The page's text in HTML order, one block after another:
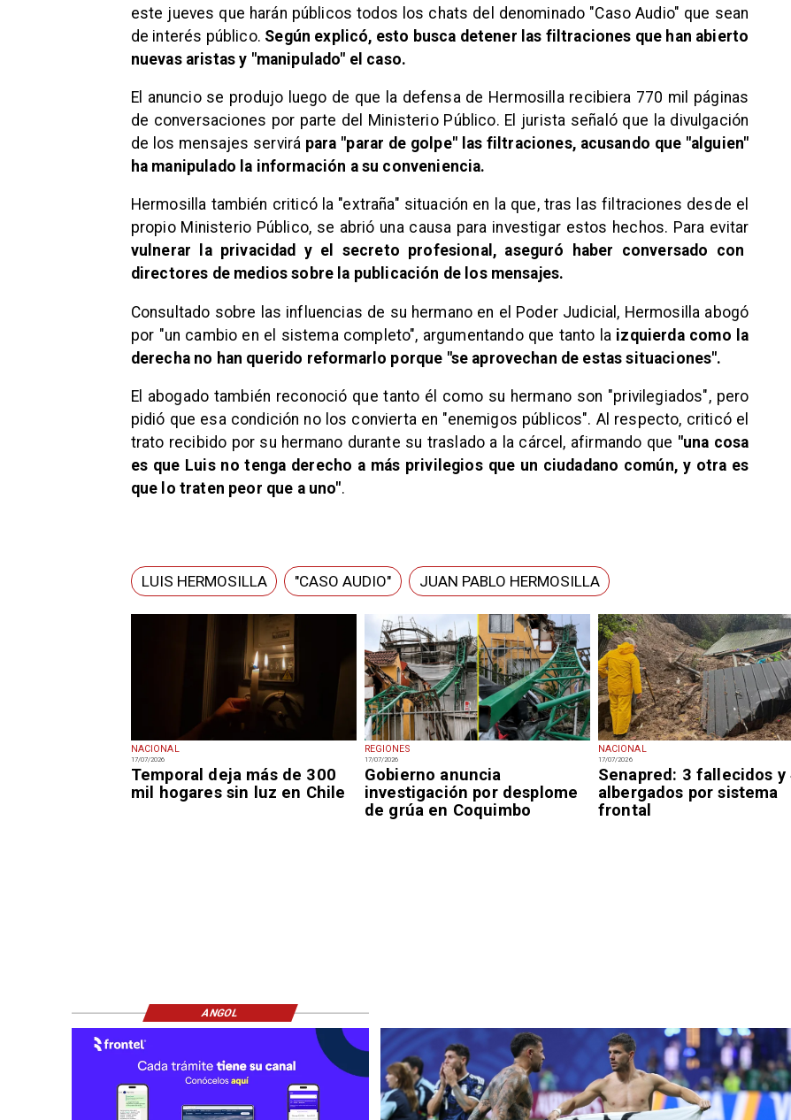
NACIONAL
17/07/2026
Temporal deja más de 300
mil hogares sin luz en Chile
REGIONES
17/07/2026
Gobierno anuncia
investigación por desplome
de grúa en Coquimbo
NACIONAL
17/07/2026
Senapred: 3 fallecidos y
albergados por sistema
frontal
este jueves que harán públicos todos los chats del denominado "Caso Audio" que sean
de interés público. Según explicó, esto busca detener las filtraciones que han abierto
nuevas aristas y "manipulado" el caso.
El anuncio se produjo luego de que la defensa de Hermosilla recibiera 770 mil páginas
de conversaciones por parte del Ministerio Público. El jurista señaló que la divulgación
de los mensajes servirá para "parar de golpe" las filtraciones, acusando que "alguien"
ha manipulado la información a su conveniencia.
Hermosilla también criticó la "extraña" situación en la que, tras las filtraciones desde el
propio Ministerio Público, se abrió una causa para investigar estos hechos. Para evitar
vulnerar la privacidad y el secreto profesional, aseguró haber conversado con
directores de medios sobre la publicación de los mensajes.
Consultado sobre las influencias de su hermano en el Poder Judicial, Hermosilla abogó
por "un cambio en el sistema completo", argumentando que tanto la izquierda como la
derecha no han querido reformarlo porque "se aprovechan de estas situaciones".
El abogado también reconoció que tanto él como su hermano son "privilegiados", pero
pidió que esa condición no los convierta en "enemigos públicos". Al respecto, criticó el
trato recibido por su hermano durante su traslado a la cárcel, afirmando que "una cosa
es que Luis no tenga derecho a más privilegios que un ciudadano común, y otra es
que lo traten peor que a uno".
LUIS HERMOSILLA "CASO AUDIO" JUAN PABLO HERMOSILLA
ANGOL